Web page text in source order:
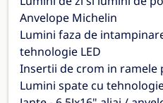
Anvelope Michelin
Lumini faza de
tehnologie LED
Insertii de crom in
Lumini spate cu